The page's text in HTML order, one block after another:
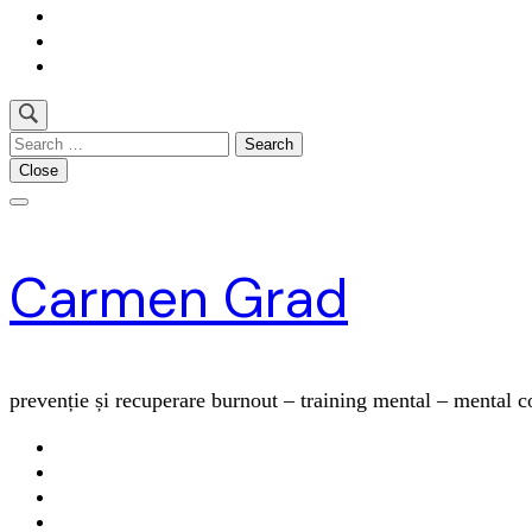
Search
for:
Close
Carmen Grad
prevenție și recuperare burnout – training mental – mental